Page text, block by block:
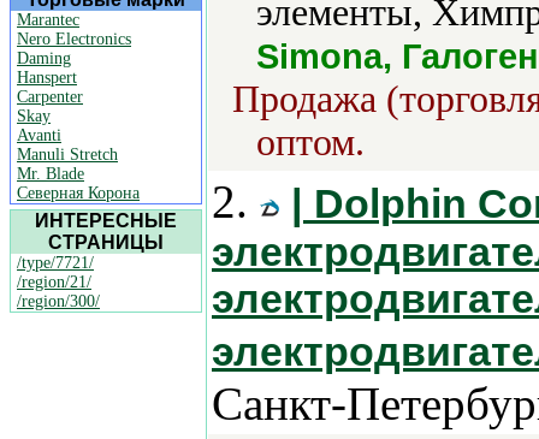
Marantec
Nero Electronics
Daming
Hanspert
Carpenter
Skay
Avanti
Manuli Stretch
Mr. Blade
Северная Корона
ИНТЕРЕСНЫЕ
СТРАНИЦЫ
/type/7721/
/region/21/
/region/300/
элементы,
Simona,
Продажа
оптом.
2.
| Dolphin
Санкт-